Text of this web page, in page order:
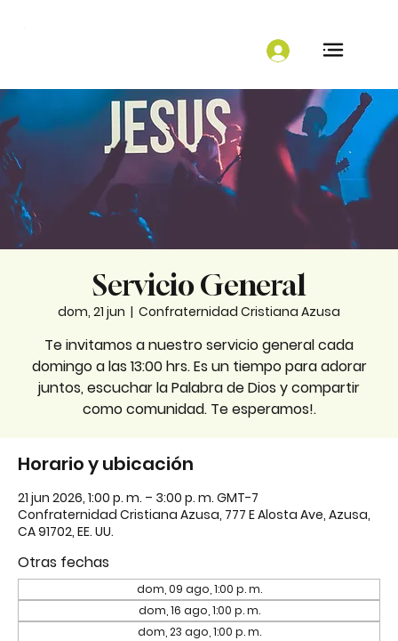
Servicio General
dom, 21 jun
  |
Confraternidad Cristiana Azusa
Te invitamos a nuestro servicio general cada
domingo a las 13:00 hrs. Es un tiempo para adorar
juntos, escuchar la Palabra de Dios y compartir
como comunidad. Te esperamos!.
Horario y ubicación
21 jun 2026, 1:00 p. m. – 3:00 p. m. GMT-7
Confraternidad Cristiana Azusa, 777 E Alosta Ave, Azusa,
CA 91702, EE. UU.
Otras fechas
dom, 09 ago, 1:00 p. m.
dom, 16 ago, 1:00 p. m.
dom, 23 ago, 1:00 p. m.